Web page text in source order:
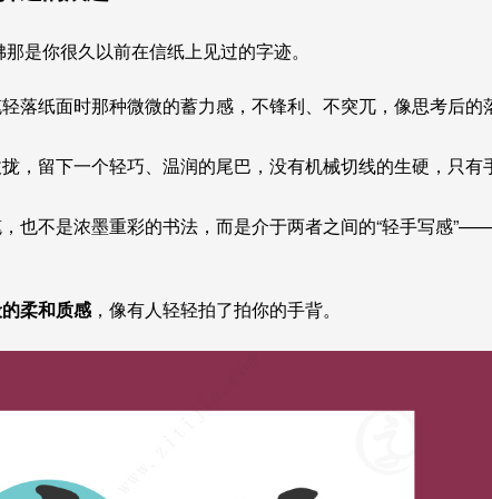
是你很久以前在信纸上见过的字迹。
落纸面时那种微微的蓄力感，不锋利、不突兀，像思考后的
，留下一个轻巧、温润的尾巴，没有机械切线的生硬，只有
也不是浓墨重彩的书法，而是介于两者之间的“轻手写感
柔和质感，像有人轻轻拍了拍你的手背。